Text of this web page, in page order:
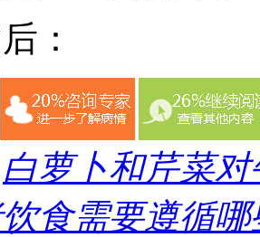
：
白萝卜和芹菜
食需要遵循